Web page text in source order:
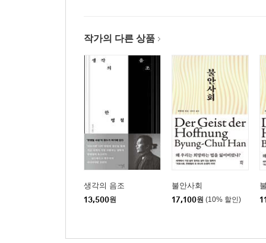
작가의 다른 상품
생각의 음조
13,500원
불안사회
17,100원 (10% 할인)